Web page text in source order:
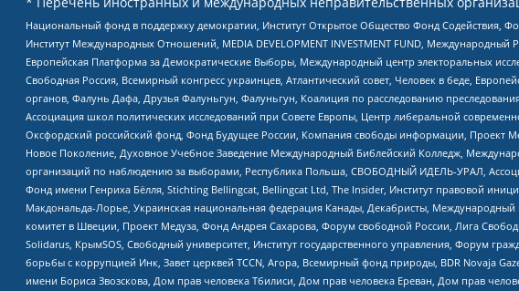
Национальный фонд в поддержку демократии, Институт Открытое Общество Фонд Содействия,
Институт Международных Отношений, MEDIA DEVELOPMENT INVESTMENT FUND,
Европейская Платформа за Демократические Выборы, Международный центр электоральных
Свободная Россия, Всемирный конгресс украинцев, Атлантический совет, Человек в беде,
органов, Фалунь Дафа, Друзья Фалуньгун, Фалуньгун, Коалиция по расследованию
Ассоциация школ политических исследований при Совете Европы, Центр либеральной
Оксфордский российский фонд, Фонд Будущее России, Компания свободы информации, Проект
Новое Поколение, Духовное Учебное Заведение Международный Библейский Колледж,
организаций по наблюдению за выборами, Республика Польша, СВОБОДНЫЙ ИДЕЛЬ-УРАЛ,
Фонд имени Генриха Бёлля, Stichting Bellingcat, Bellingcat Ltd, The Insider, Институт правовой
Макдональда-Лорье, Украинская национальная федерация Канады, Декабристы,
комитет в Швеции, Проект Медуза, Фонд Андрея Сахарова, Форум свободной России, Лига
Solidarus, КрымSOS, Свободный университет, Институт государственного управления, Форум
борьбы с коррупцией Инк, Завет церквей TCCN, Агора, Всемирный фонд природы, BDR Novaja
имени Бориса Звозскова, Дом прав человека Тбилиси, Дом прав человека Ереван, Дом прав